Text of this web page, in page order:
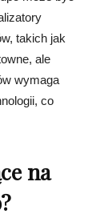
takich jak
ale
wymaga
co
na